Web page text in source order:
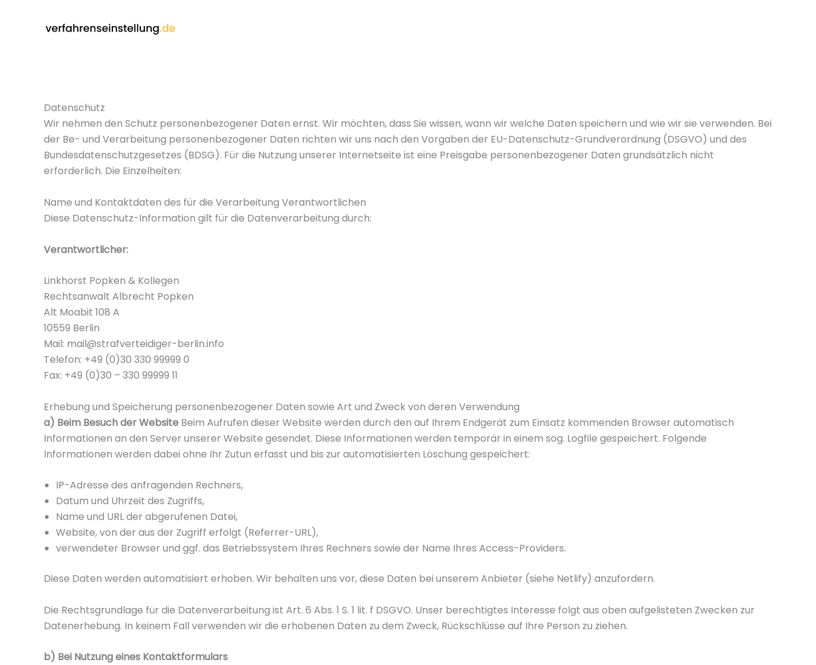
Datenschutz
Wir nehmen den Schutz personenbezogener Daten ernst. Wir möchten, dass Sie wissen, wann wir welche Daten speichern und wie wir sie verwenden. Bei
der Be- und Verarbeitung personenbezogener Daten richten wir uns nach den Vorgaben der EU-Datenschutz-Grundverordnung (DSGVO) und des
Bundesdatenschutzgesetzes (BDSG). Für die Nutzung unserer Internetseite ist eine Preisgabe personenbezogener Daten grundsätzlich nicht
erforderlich. Die Einzelheiten:
Name und Kontaktdaten des für die Verarbeitung Verantwortlichen
Diese Datenschutz-Information gilt für die Datenverarbeitung durch:
Verantwortlicher:
Linkhorst Popken & Kollegen
Rechtsanwalt Albrecht Popken
Alt Moabit 108 A
10559 Berlin
Mail: mail@strafverteidiger-berlin.info
Telefon: +49 (0)30 330 99999 0
Fax: +49 (0)30 – 330 99999 11
Erhebung und Speicherung personenbezogener Daten sowie Art und Zweck von deren Verwendung
a) Beim Besuch der Website Beim Aufrufen dieser Website werden durch den auf Ihrem Endgerät zum Einsatz kommenden Browser automatisch
Informationen an den Server unserer Website gesendet. Diese Informationen werden temporär in einem sog. Logfile gespeichert. Folgende
Informationen werden dabei ohne Ihr Zutun erfasst und bis zur automatisierten Löschung gespeichert:
IP-Adresse des anfragenden Rechners,
Datum und Uhrzeit des Zugriffs,
Name und URL der abgerufenen Datei,
Website, von der aus der Zugriff erfolgt (Referrer-URL),
verwendeter Browser und ggf. das Betriebssystem Ihres Rechners sowie der Name Ihres Access-Providers.
Diese Daten werden automatisiert erhoben. Wir behalten uns vor, diese Daten bei unserem Anbieter (siehe Netlify) anzufordern.
Die Rechtsgrundlage für die Datenverarbeitung ist Art. 6 Abs. 1 S. 1 lit. f DSGVO. Unser berechtigtes Interesse folgt aus oben aufgelisteten Zwecken zur
Datenerhebung. In keinem Fall verwenden wir die erhobenen Daten zu dem Zweck, Rückschlüsse auf Ihre Person zu ziehen.
b) Bei Nutzung eines Kontaktformulars